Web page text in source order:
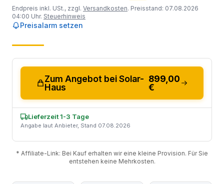
Endpreis inkl. USt., zzgl. Versandkosten. Preisstand: 07.08.2026
04:00 Uhr. Steuerhinweis
Preisalarm setzen
Zum Angebot bei Solar-
Haus
899,00
€
Lieferzeit 1-3 Tage
Angabe laut Anbieter, Stand 07.08.2026
* Affiliate-Link: Bei Kauf erhalten wir eine kleine Provision. Für Sie
entstehen keine Mehrkosten.